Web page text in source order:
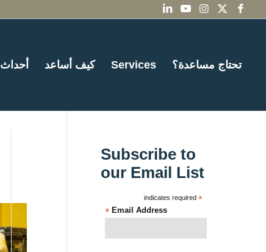
تحتاج مساعدة؟ Services كيف أساعد أحداث
Subscribe to
our Email List
*
indicates required
Email Address
*